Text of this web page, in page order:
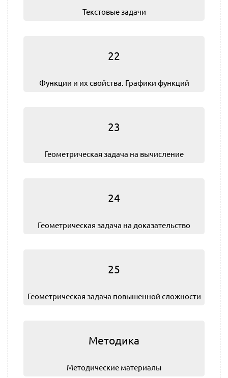
Текстовые задачи
22
Функции и их свойства. Графики функций
23
Геометрическая задача на вычисление
24
Геометрическая задача на доказательство
25
Геометрическая задача повышенной сложности
Методика
Методические материалы